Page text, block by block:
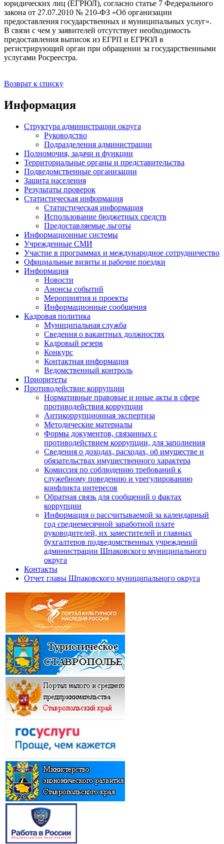
юридических лиц (ЕГРЮЛ), согласно статье 7 Федерального
закона от 27.07.2010 № 210-ФЗ «Об организации
предоставления государственных и муниципальных услуг».
В связи с чем у заявителей отсутствует необходимость
предоставления выписок из ЕГРП и ЕГРЮЛ в
регистрирующий орган при обращении за государственными
услугами Росреестра.
Возврат к списку
Информация
Структура администрации округа
Руководство
Подразделения администрации
Полномочия, задачи и функции
Территориальные органы и представительства
Подведомственные организации
Защита населения
Результаты проверок
Статистическая информация
Статистическая информация
Использование бюджетных средств
Предоставляемые льготы
Информационные системы
Учрежденные СМИ
Участие в программах и международное сотрудничество
Официальные визиты и рабочие поездки
Информация
Новости
Анонсы событий
Мероприятия и проекты
Информационные сообщения
Кадровая политика
Муниципальная служба
Сведения о вакантных должностях
Кадровый резерв
Конкурс
Контактная информация
Ведомственный контроль
Приоритеты
Противодействие коррупции
Нормативные правовые и иные акты в сфере
противодействия коррупции
Антикоррупционная экспертиза
Методические материалы
Формы документов, связанных с
противодействием коррупции, для заполнения
Сведения о доходах, расходах, об имуществе и
обязательствах имущественного характера
Комиссия по соблюдению требований к
служебному поведению и урегулированию
конфликта интересов
Обратная связь для сообщений о фактах
коррупции
Информация о рассчитываемой за календарный
год среднемесячной заработной плате
руководителей, их заместителей и главных
бухгалтеров подведомственных учреждений
администрации Шпаковского муниципального
округа
Контакты
Отчет главы Шпаковского муниципального округа